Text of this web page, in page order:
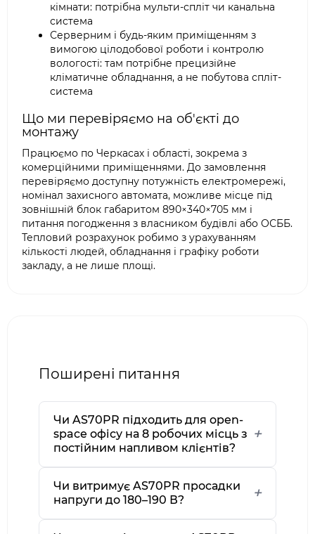
кімнати: потрібна мульти-спліт чи канальна
система
Серверним і будь-яким приміщенням з
вимогою цілодобової роботи і контролю
вологості: там потрібне прецизійне
кліматичне обладнання, а не побутова спліт-
система
Що ми перевіряємо на об'єкті до
монтажу
Працюємо по Черкасах і області, зокрема з
комерційними приміщеннями. До замовлення
перевіряємо доступну потужність електромережі,
номінал захисного автомата, можливе місце під
зовнішній блок габаритом 890×340×705 мм і
питання погодження з власником будівлі або ОСББ.
Тепловий розрахунок робимо з урахуванням
кількості людей, обладнання і графіку роботи
закладу, а не лише площі.
Поширені питання
Чи AS70PR підходить для open-
space офісу на 8 робочих місць з
постійним напливом клієнтів?
Чи витримує AS70PR просадки
напруги до 180–190 В?